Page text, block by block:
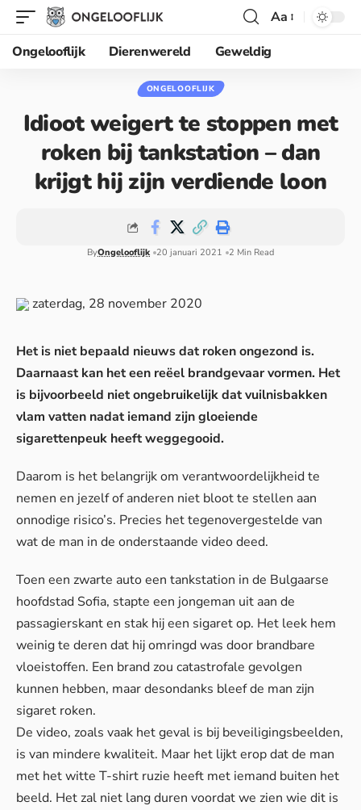
Aa
Ongelooflijk
Dierenwereld Geweldig
ONGELOOFLIJK
Idioot weigert te stoppen met
roken bij tankstation – dan
krijgt hij zijn verdiende loon
ByOngelooflijk 20 januari 2021 2 Min Read
zaterdag, 28 november 2020
Het is niet bepaald nieuws dat roken ongezond is.
Daarnaast kan het een reëel brandgevaar vormen. Het
is bijvoorbeeld niet ongebruikelijk dat vuilnisbakken
vlam vatten nadat iemand zijn gloeiende
sigarettenpeuk heeft weggegooid.
Daarom is het belangrijk om verantwoordelijkheid te
nemen en jezelf of anderen niet bloot te stellen aan
onnodige risico’s. Precies het tegenovergestelde van
wat de man in de onderstaande video deed.
Toen een zwarte auto een tankstation in de Bulgaarse
hoofdstad Sofia, stapte een jongeman uit aan de
passagierskant en stak hij een sigaret op. Het leek hem
weinig te deren dat hij omringd was door brandbare
vloeistoffen. Een brand zou catastrofale gevolgen
kunnen hebben, maar desondanks bleef de man zijn
sigaret roken.
De video, zoals vaak het geval is bij beveiligingsbeelden,
is van mindere kwaliteit. Maar het lijkt erop dat de man
met het witte T-shirt ruzie heeft met iemand buiten het
beeld. Het zal niet lang duren voordat we zien wie dit is